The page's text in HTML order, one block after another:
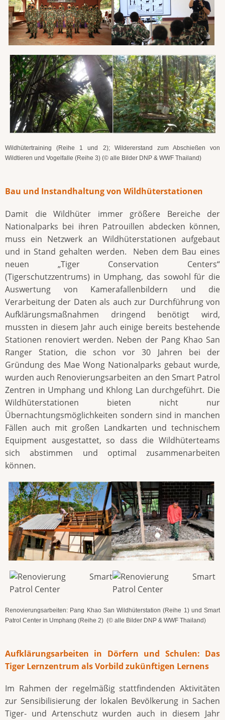
Wildhütertraining (Reihe 1 und 2); Wildererstand zum Abschießen von
Wildtieren und Vogelfalle (Reihe 3) (© alle Bilder DNP & WWF Thailand)
Bau und Instandhaltung von Wildhüterstationen
Damit die Wildhüter immer größere Bereiche der
Nationalparks bei ihren Patrouillen abdecken können,
muss ein Netzwerk an Wildhüterstationen aufgebaut
und in Stand gehalten werden. Neben dem Bau eines
neuen „Tiger Conservation Centers“
(Tigerschutzzentrums) in Umphang, das sowohl für die
Auswertung von Kamerafallenbildern und die
Verarbeitung der Daten als auch zur Durchführung von
Aufklärungsmaßnahmen dringend benötigt wird,
mussten in diesem Jahr auch einige bereits bestehende
Stationen renoviert werden. Neben der Pang Khao San
Ranger Station, die schon vor 30 Jahren bei der
Gründung des Mae Wong Nationalparks gebaut wurde,
wurden auch Renovierungsarbeiten an den Smart Patrol
Zentren in Umphang und Khlong Lan durchgeführt. Die
Wildhüterstationen bieten nicht nur
Übernachtungsmöglichkeiten sondern sind in manchen
Fällen auch mit großen Landkarten und technischem
Equipment ausgestattet, so dass die Wildhüterteams
sich abstimmen und optimal zusammenarbeiten
können.
Renovierungsarbeiten: Pang Khao San Wildhüterstation (Reihe 1) und Smart
Patrol Center in Umphang (Reihe 2) (© alle Bilder DNP & WWF Thailand)
Aufklärungsarbeiten in Dörfern und Schulen: Das
Tiger Lernzentrum als Vorbild zukünftigen Lernens
Im Rahmen der regelmäßig stattfindenden Aktivitäten
zur Sensibilisierung der lokalen Bevölkerung in Sachen
Tiger- und Artenschutz wurden auch in diesem Jahr